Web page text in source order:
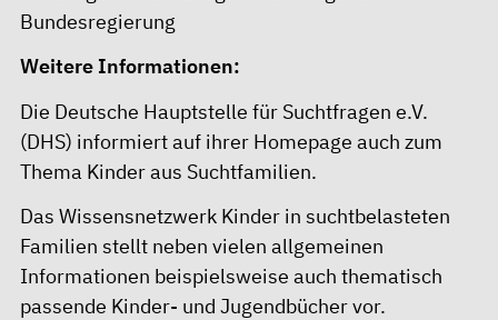
Bundesregierung
Weitere Informationen:
Die Deutsche Hauptstelle für Suchtfragen e.V.
(DHS) informiert auf ihrer Homepage auch zum
Thema Kinder aus Suchtfamilien.
Das Wissensnetzwerk Kinder in suchtbelasteten
Familien stellt neben vielen allgemeinen
Informationen beispielsweise auch thematisch
passende Kinder- und Jugendbücher vor.